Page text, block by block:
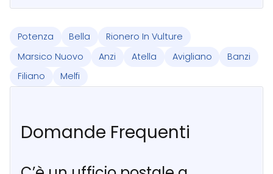
Potenza Bella
Rionero In Vulture
Marsico Nuovo
Anzi Atella Avigliano
Banzi
Filiano
Melfi
Domande Frequenti